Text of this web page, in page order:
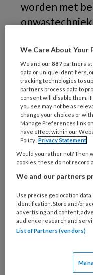
worden met
een snelle
eenvoudige
anatomie te
Wilt u
Bekijk
Al
We Care About Your
We and our887 partners
data or unique identifiers,
tracking technologies to
partners process data to
consent will disable them.
you see may not be as
change your choices or
Manage Preferences link
have effect within our
Policy. Privacy Statement
Would you rather not? Then
cookies, these do not record
We and our partners
Use precise geolocation
identification. Store and/or
advertising and content,
audience research and
List of Partners (vendors)